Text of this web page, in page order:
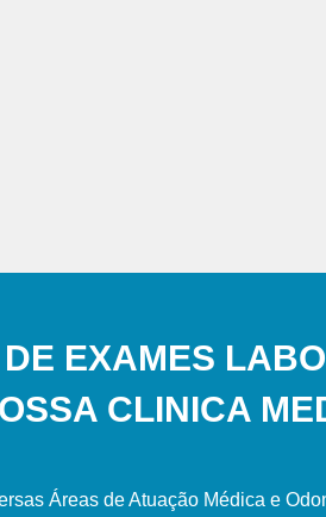
EXAMES
CLINICA
Áreas de Atuação Médica e